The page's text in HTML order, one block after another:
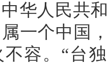
华人民共
一个中国
容。“台